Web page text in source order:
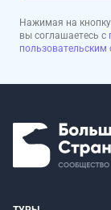
Нажимая на
вы соглашаетесь с
пользовательским